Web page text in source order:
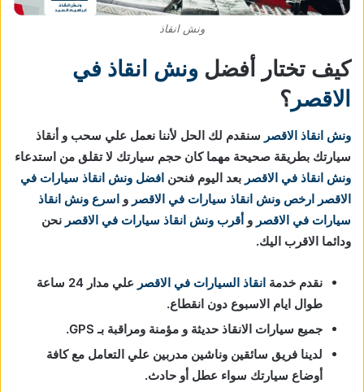
ونش انقاذ
كيف تختار أفضل ونش انقاذ في
الاقصر ؟
ونش انقاذ الاقصر سنقدم لك الحل لأننا نعمل علي سحب و أنقاذ
سيارتك بطريقة صحيحة مهما كان حجم سيارتك لا تقلق من استدعاء
ونش انقاذ في الاقصر بعد اليوم فنحن افضل ونش انقاذ سيارات في
الاقصر ارخص ونش انقاذ سيارات في الاقصر و اسرع ونش انقاذ
سيارات في الاقصر و أقرب ونش انقاذ سيارات في الاقصر نحن
ودائما الاقرب اليك.
نقدم خدمة انقاذ السيارات في الاقصر
علي مدار 24 ساعة
طوال ايام الاسبوع دون انقطاع.
جميع سيارات الانقاذ حديثة و مؤمنة ومراقبة بـ GPS.
لدينا فريق سائقين وناشين مدربين علي التعامل مع كافة
أوضاع سيارتك سواء عطل أو حادث.